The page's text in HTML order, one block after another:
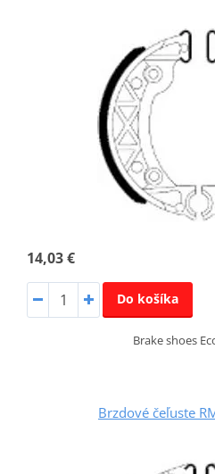
14,03 €
Do košíka
Brake shoes
Brzdové čeľuste